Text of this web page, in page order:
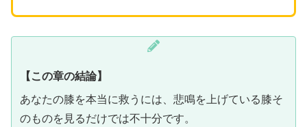
【この章の結論】
あなたの膝を本当に救うには、悲鳴を上げている膝そ
のものを見るだけでは不十分です。